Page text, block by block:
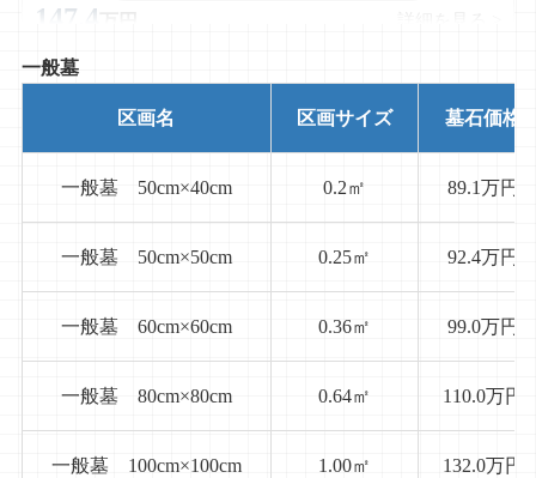
147.4
年間管理費： 12,000円
一般墓 60cm×60cm
174.0万円
年間管理費： 12,000円
詳細を見る >
一般墓 80cm×80cm
235.0万円
年間管理費： 12,000円
詳細を見る >
一般墓 100cm×100cm
一般墓
区画名 区画サイズ 墓石価格
一般墓 50cm×40cm 0.2㎡ 89.1万円
一般墓 50cm×50cm 0.25㎡ 92.4万円
一般墓 60cm×60cm 0.36㎡ 99.0万円
一般墓 80cm×80cm 0.64㎡ 110.0万円
一般墓 100cm×100cm 1.00㎡ 132.0万円